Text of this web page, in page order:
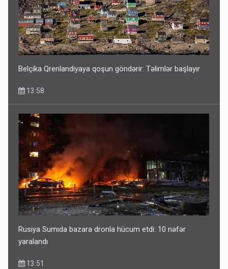
Belçika Qrenlandiyaya qoşun göndərir: Təlimlər başlayır
13:58
Rusiya Sumıda bazara dronla hücum etdi: 10 nəfər
yaralandı
13:51